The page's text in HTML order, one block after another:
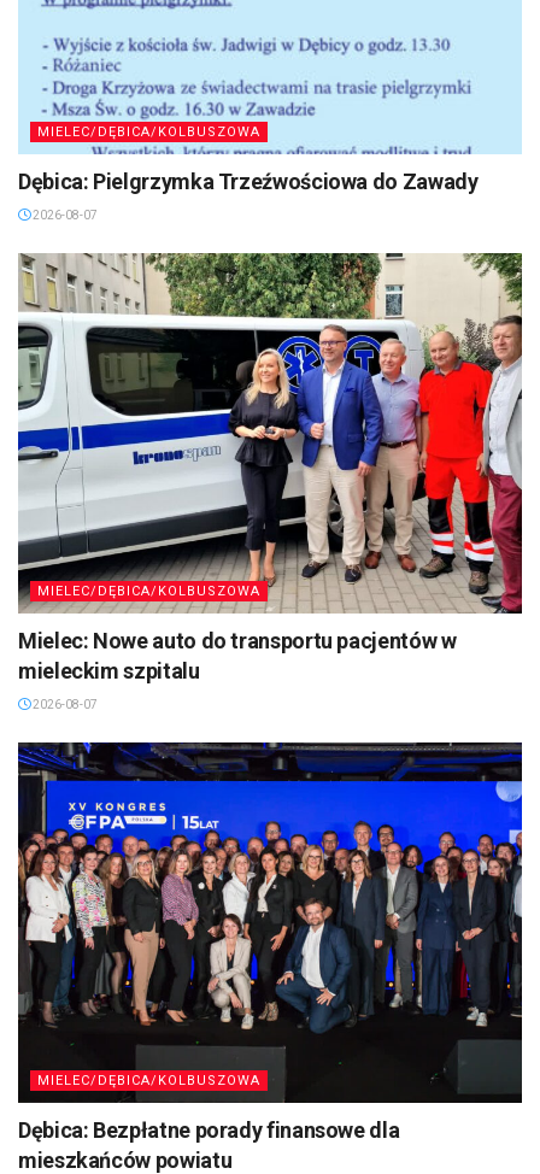
MIELEC/DĘBICA/KOLBUSZOWA
Dębica: Pielgrzymka Trzeźwościowa do Zawady
2026-08-07
MIELEC/DĘBICA/KOLBUSZOWA
Mielec: Nowe auto do transportu pacjentów w
mieleckim szpitalu
2026-08-07
MIELEC/DĘBICA/KOLBUSZOWA
Dębica: Bezpłatne porady finansowe dla
mieszkańców powiatu